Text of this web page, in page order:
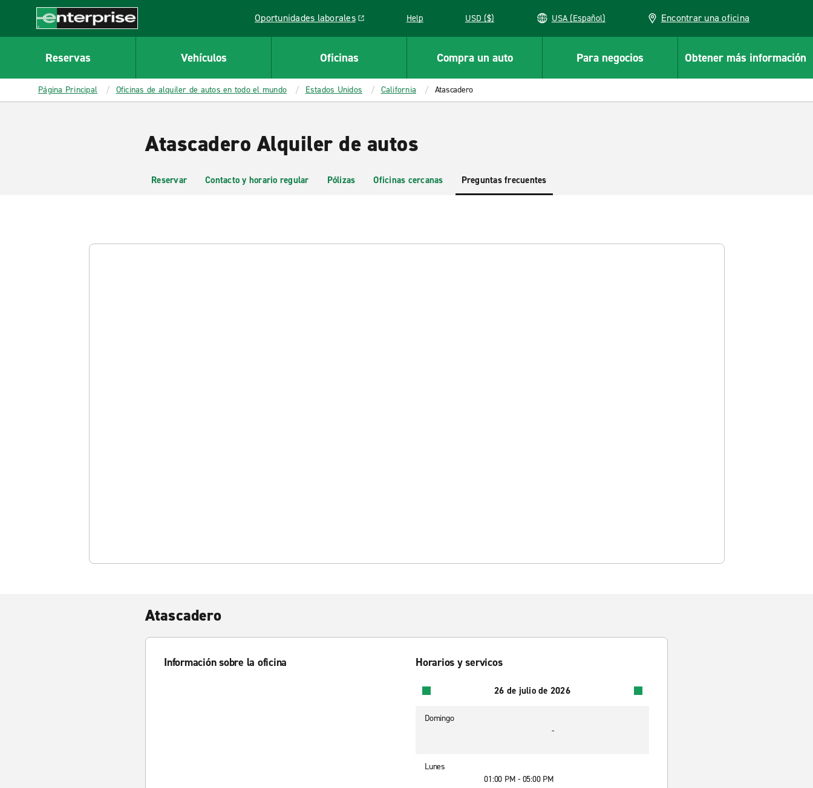
CONTENT
Enterprise
Oportunidades laborales
Link opens in a new window Help USD ($) USA (Español) Encontrar una oficina
Reservas Vehículos Oficinas Compra un auto Para negocios Obtener más información
Página Principal Oficinas de alquiler de autos en todo el mundo Estados Unidos California Atascadero
Atascadero Alquiler de autos
Reservar Contacto y horario regular Pólizas Oficinas cercanas Preguntas frecuentes
Atascadero
Información sobre la oficina Horarios y servicos
26 de julio de 2026
Domingo
-
Lunes
01:00 PM - 05:00 PM